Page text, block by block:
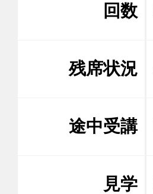
回数
残席状況
途中受講
見学